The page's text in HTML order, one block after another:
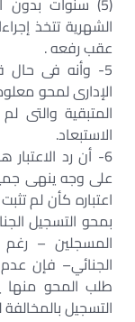
الشهرية تتخذ
عقب رفعه .
5- وأنه فى حال
الإدارى لمحو
المتبقية والتى
الاستبعاد.
6- أن رد
على وجه ينهى
اعتباره كأن لم
بمحو التسجيل
المسجلين –
الجنائي– فإن
طلب المحو منها
التسجيل بالمخالفة